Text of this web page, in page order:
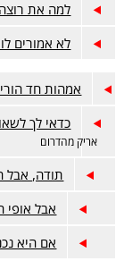
למה את
לא אמורים
אמהות חד
כדאי לך
אריק מהדרום
תודה, אבל
אבל אופי
אם היא